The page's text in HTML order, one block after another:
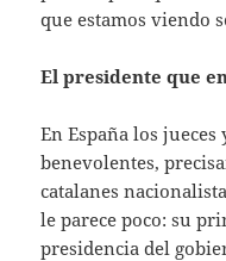
que estamos viendo
El presidente que
En España los
benevolentes,
catalanes
le parece poco: su
presidencia del